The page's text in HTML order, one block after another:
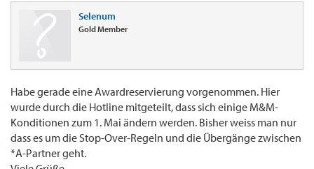
Selenum
Gold Member
Habe gerade eine Awardreservierung vorgenommen. Hier
wurde durch die Hotline mitgeteilt, dass sich einige M&M-
Konditionen zum 1. Mai ändern werden. Bisher weiss man nur
dass es um die Stop-Over-Regeln und die Übergänge zwischen
*A-Partner geht.